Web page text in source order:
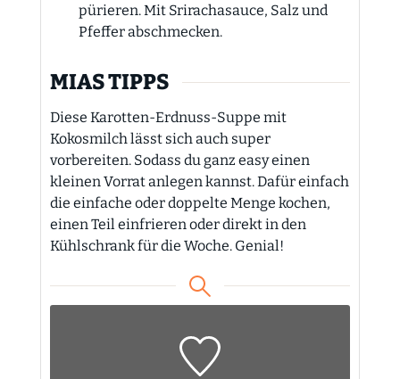
pürieren. Mit Srirachasauce, Salz und
Pfeffer abschmecken.
MIAS TIPPS
Diese Karotten-Erdnuss-Suppe mit
Kokosmilch lässt sich auch super
vorbereiten. Sodass du ganz easy einen
kleinen Vorrat anlegen kannst. Dafür einfach
die einfache oder doppelte Menge kochen,
einen Teil einfrieren oder direkt in den
Kühlschrank für die Woche. Genial!